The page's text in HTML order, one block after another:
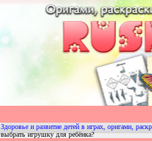
Здоровье и развитие детей в играх, оригами,
выбрать игрушку для ребёнка?